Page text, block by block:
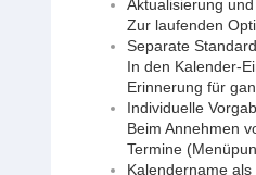
Aktualisierung
Zur laufenden
Separate
In den Kalender-
Erinnerung für
Individuelle
Beim Annehmen
Termine
Kalendername